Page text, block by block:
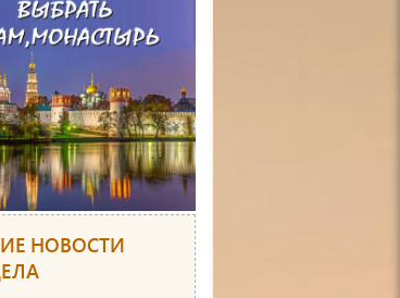
НОВОСТИ